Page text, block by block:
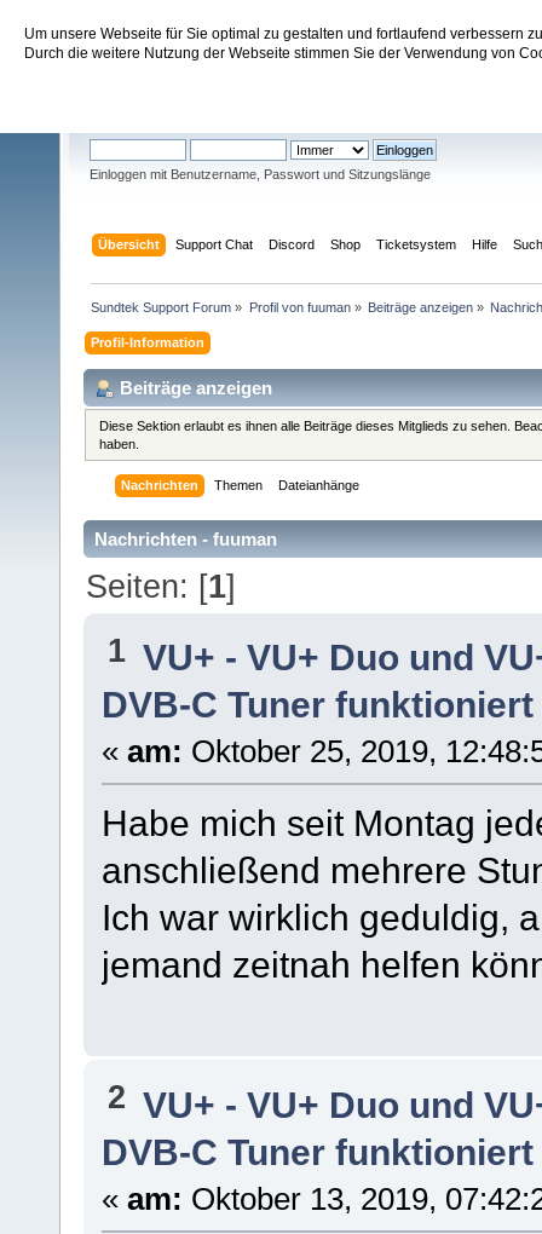
Um unsere Webseite für Sie optimal zu gestalten und fortlaufend verbessern
Durch die weitere Nutzung der Webseite stimmen Sie der Verwendung von
Sundtek Support Forum
Einloggen mit Benutzername, Passwort und Sitzungslänge
Übersicht Support Chat Discord Shop Ticketsystem Hilfe
Sundtek Support Forum » Profil von fuuman» Beiträge anzeigen»
Profil-Information
Beiträge anzeigen
Diese Sektion erlaubt es ihnen alle Beiträge dieses Mitglieds zu sehen.
haben.
Nachrichten Themen Dateianhänge
Nachrichten - fuuman
Seiten: [1]
1 VU+ - VU+ Duo und
DVB-C Tuner
« am: Oktober 25, 2019,
Habe mich seit Montag
anschließend mehrere
Ich war wirklich geduldig,
jemand zeitnah helfen
2 VU+ - VU+ Duo und
DVB-C Tuner
« am: Oktober 13, 2019,